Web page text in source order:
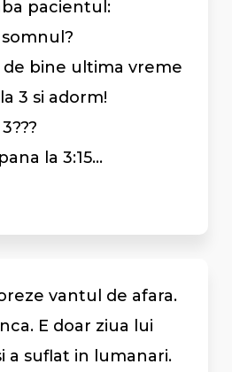
pacientul:
bine ultima vreme
3 si adorm!
la 3:15...
vantul de afara.
E doar ziua lui
a suflat in lumanari.